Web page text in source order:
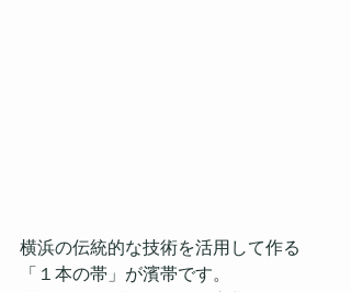
横浜の伝統的な技術を活用して作る
「１本の帯」が濱帯です。